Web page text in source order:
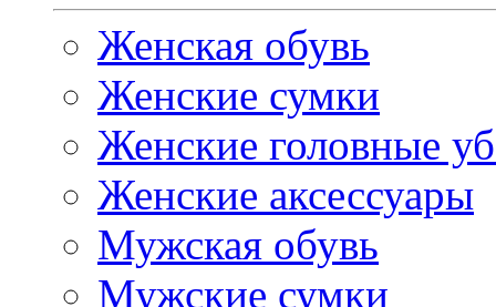
Женская обувь
Женские сумки
Женские головные
Женские аксессуары
Мужская обувь
Мужские сумки